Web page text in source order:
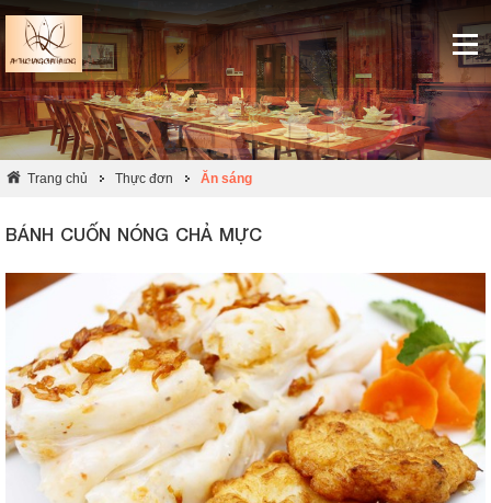
Trang chủ Thực đơn Ăn sáng
BÁNH CUỐN NÓNG CHẢ MỰC